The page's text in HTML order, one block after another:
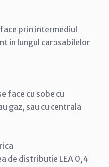
prin intermediul
in lungul carosabilelor
face cu sobe cu
gaz, sau cu centrala
de distributie LEA 0,4